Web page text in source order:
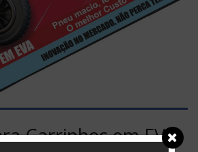
Carrinhos em EVA